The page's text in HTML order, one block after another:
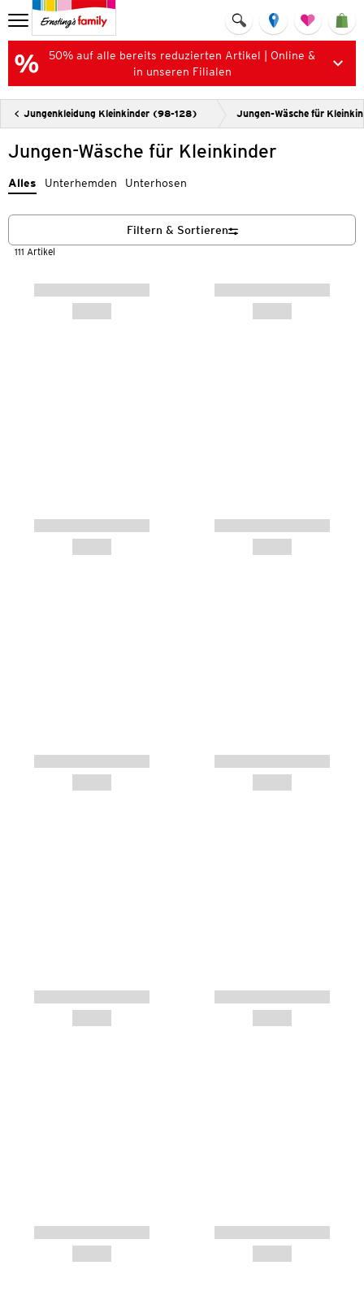
50% auf alle bereits reduzierten Artikel | Online &
in unseren Filialen
Jungenkleidung Kleinkinder (98-128) Jungen-Wäsche für
Jungen-Wäsche für Kleinkinder
Alles Unterhemden Unterhosen
111 Artikel
Filtern & Sortieren